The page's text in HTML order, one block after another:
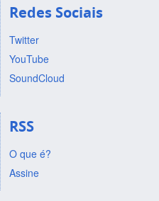
Redes Sociais
Twitter
YouTube
SoundCloud
RSS
O que é?
Assine